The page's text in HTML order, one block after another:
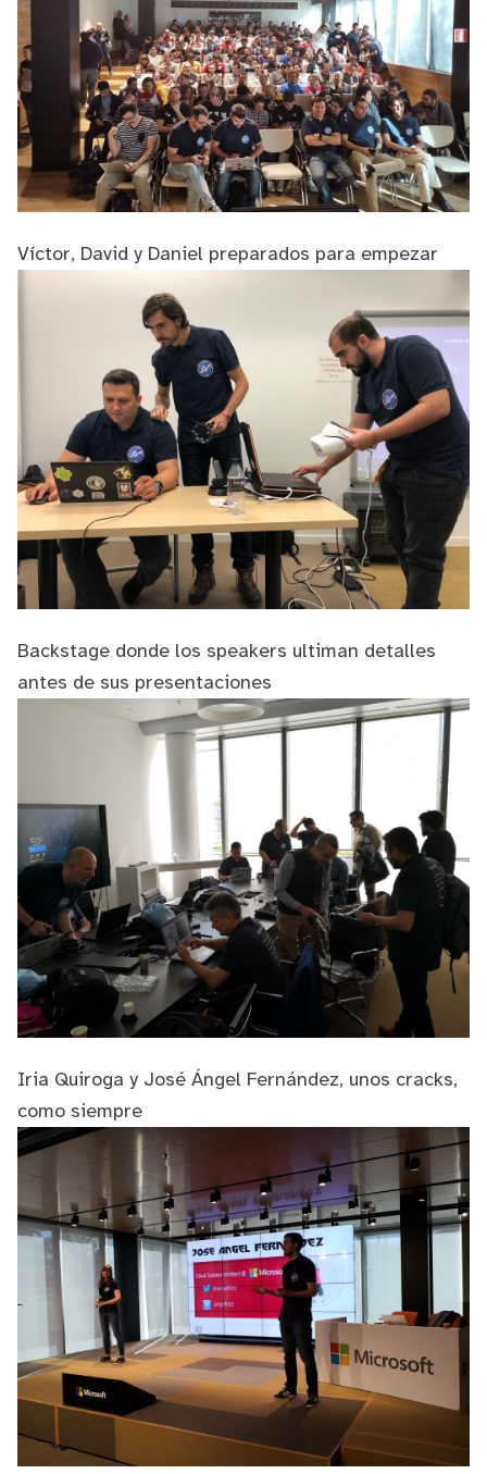
Víctor, David y Daniel preparados para empezar
Backstage donde los speakers ultiman detalles
antes de sus presentaciones
Iria Quiroga y José Ángel Fernández, unos cracks,
como siempre